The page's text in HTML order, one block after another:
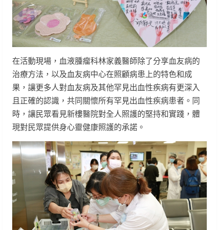
在活動現場，血液腫瘤科林家義醫師除了分享血友病的
治療方法，以及血友病中心在照顧病患上的特色和成
果，讓更多人對血友病及其他罕見出血性疾病有更深入
且正確的認識，共同關懷所有罕見出血性疾病患者。同
時，讓民眾看見新樓醫院對全人照護的堅持和實踐，體
現對民眾提供身心靈健康照護的承諾。